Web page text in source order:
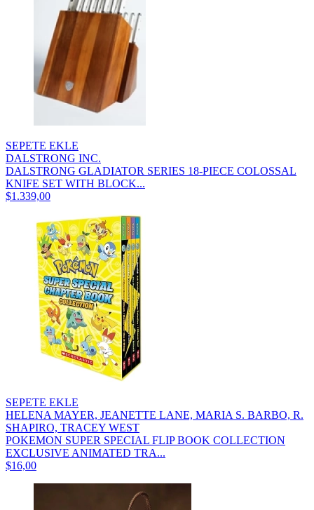
SEPETE EKLE
DALSTRONG INC.
DALSTRONG GLADIATOR SERIES 18-PIECE COLOSSAL
KNIFE SET WITH BLOCK...
$1.339,00
SEPETE EKLE
HELENA MAYER, JEANETTE LANE, MARIA S. BARBO, R.
SHAPIRO, TRACEY WEST
POKEMON SUPER SPECIAL FLIP BOOK COLLECTION
EXCLUSIVE ANIMATED TRA...
$16,00